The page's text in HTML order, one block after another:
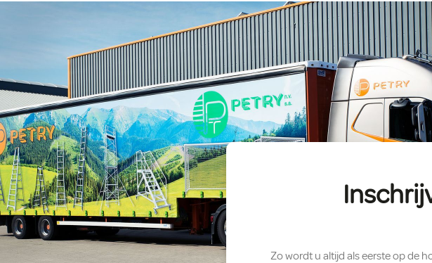
Zo wordt u altijd als eerste op de